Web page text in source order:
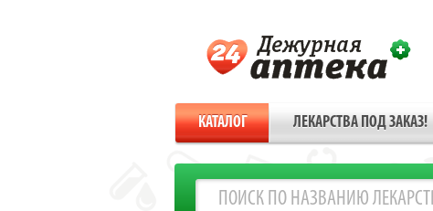
КАТАЛОГ ЛЕКАРСТВА ПОД ЗАКАЗ!